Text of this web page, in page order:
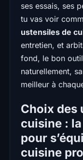
ses essais, ses
tu vas voir
ustensiles de
entretien, et
fond, le bon
naturellement,
meilleur à
Choix des
cuisine :
pour
cuisine